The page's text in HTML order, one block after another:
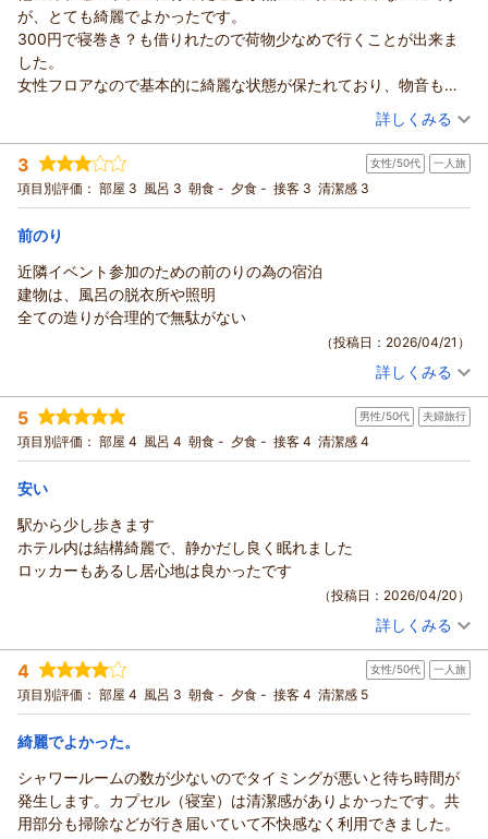
うございました。
ご意見いただきありがとうございます。
またのご利用お待ちしております。
（返信日：2026/07/18）
が、とても綺麗でよかったです。
300円で寝巻き？も借りれたので荷物少なめで行くことが出来ま
した。
女性フロアなので基本的に綺麗な状態が保たれており、物音も少
シャワールームが2つと、浴槽のあるスペースがふたつありどちら
も利用させていただきました。
シャワールームは中に手洗い場や鏡があり快適でした。
浴槽スペースに関しては脱衣所の部分が無いので、本来は洗い
おそらく、前の使用者さんが浴槽内でシャワーを済ませてくれて
いたので床が濡れておらずそこで着替えや荷物をいて置くことが
出来ました！
欲を言えば、荷物入れが撥水加工の布っぽいケースだったのでプ
ラスチック製？だとより水の染み込みを防げて良いと思いまし
金曜日の夜ということもあり、他のビジネスホテルや女性用のカ
プセルホテルは15,000円以上という中で嘘みたいな金額で泊まる
ことができて大満足でした！
（投稿日：2026/04/21）
宿泊時期： 2026年04月宿泊 (一人旅)
投稿者： いけこさん
宿泊プラン： 【アメニティ付】ビジネス利用に最適！素泊まりプラン
シングル 食事なし
宿泊価格帯：
カプセルホステル鈴森屋からの返信
ご利用いただきありがとうございます。
この度はご宿泊いただき、また大変丁寧で詳しいご感想をお寄
館内の清潔さや女性フロアの環境、静かさについてご満足いた
だけたとのこと、大変嬉しく思います。また、寝巻きレンタル
や設備面についても快適にご利用いただけたようで何よりでご
ざいます。
シャワールームや浴槽スペースのご利用に関する具体的なご感
想もありがとうございます。脱衣スペースや設備面につきまし
せていただきます。また、荷物入れの素材についてのご意見も
貴重なご指摘として検討させていただきます。
料金面につきましてもご満足いただけたとのこと、大変励みに
なります。今後も価格以上の価値を感じていただけるよう努め
次回のご来館を心よりお待ちしております。
（返信日：2026/04/23）
詳しくみる
3 女性/50代 一人旅
項目別評価： 部屋 3 風呂 3 朝食 - 夕食 - 接客 3 清潔感 3
前のり
近隣イベント参加のための前のりの為の宿泊
建物は、風呂の脱衣所や照明
全ての造りが合理的で無駄がない
（投稿日：2026/04/21）
投稿者： ミトコンニャク玉さん(女性/50代)
宿泊プラン： 素泊まりプラン（大タオル付） 食事なし
宿泊価格帯： 6,001～7,000円(大人一人あたり/税込)
カプセルホステル鈴森屋からの返信
ご利用いただきありがとうございます。
この度はご宿泊いただき、またご感想をお寄せいただき誠にあ
りがとうございます。
館内の設備や浴室、照明など、全体の造りについて合理的で無
駄がないとのお言葉をいただき、大変嬉しく思います。
今後もシンプルで使いやすい環境を維持し、快適にご利用いた
だけるよう努めてまいります。
次回のご来館を心よりお待ちしております。
（返信日：2026/04/23）
詳しくみる
5 男性/50代 夫婦旅行
項目別評価： 部屋 4 風呂 4 朝食 - 夕食 - 接客 4 清潔感 4
安い
駅から少し歩きます
ホテル内は結構綺麗で、静かだし良く眠れました
ロッカーもあるし居心地は良かったです
（投稿日：2026/04/20）
投稿者： たくみさん(男性/50代)
宿泊プラン： 【じゃらんスペシャルウィーク】【シンプル滞在】使いやすい
素泊まりプラン
シングル 食事なし
宿泊価格帯： 2,001～3,000円(大人一人あたり/税込)
ご利用いただきありがとうございます。
この度はご宿泊いただき、またご感想をお寄せいただき誠にあ
りがとうございます。
詳しくみる
4 女性/50代 一人旅
項目別評価： 部屋 4 風呂 3 朝食 - 夕食 - 接客 4 清潔感 5
綺麗でよかった。
シャワールームの数が少ないのでタイミングが悪いと待ち時間が
発生します。カプセル（寝室）は清潔感がありよかったです。共
用部分も掃除などが行き届いていて不快感なく利用できました。